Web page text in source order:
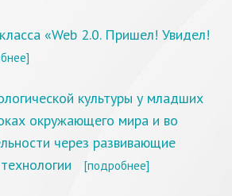
«Web 2.0. Пришел! Увидел!
культуры у младших
окружающего мира и во
через развивающие
[подробнее]